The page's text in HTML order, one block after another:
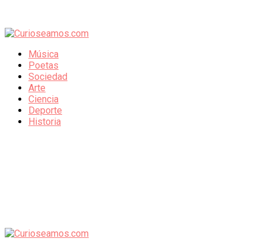
Música
Poetas
Sociedad
Arte
Ciencia
Deporte
Historia